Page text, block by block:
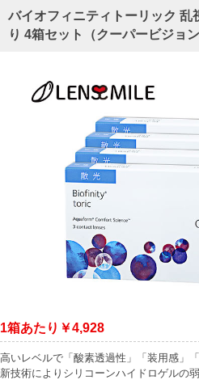
バイオフィニティトーリック 乱
り 4箱セット（クーパービジョン
1箱あたり￥4,928
高いレベルで「酸素透過性」「装用感」
新技術によりシリコーンハイドロゲルの